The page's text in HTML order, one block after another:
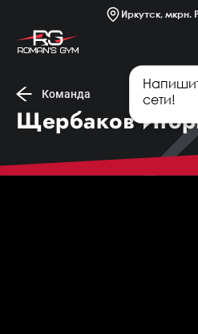
Иркутск, мкрн.
Платные
Статьи
Афиша
сети!
Команда
Щербаков